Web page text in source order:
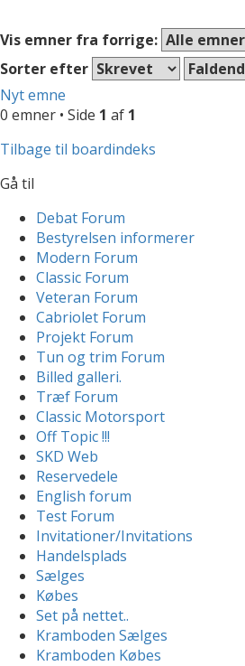
Vis emner fra forrige:
Sorter efter
Nyt emne
0 emner • Side 1 af 1
Tilbage til boardindeks
Gå til
Debat Forum
Bestyrelsen informerer
Modern Forum
Classic Forum
Veteran Forum
Cabriolet Forum
Projekt Forum
Tun og trim Forum
Billed galleri.
Træf Forum
Classic Motorsport
Off Topic !!!
SKD Web
Reservedele
English forum
Test Forum
Invitationer/Invitations
Handelsplads
Sælges
Købes
Set på nettet..
Kramboden Sælges
Kramboden Købes